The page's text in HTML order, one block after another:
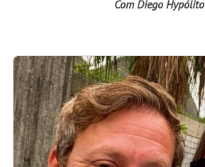
Com Diego Hypólito